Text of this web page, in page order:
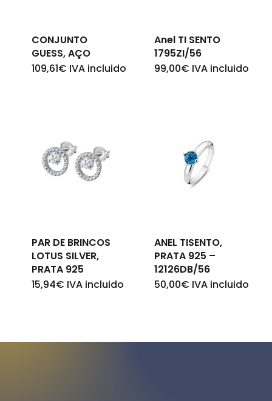
CONJUNTO
GUESS, AÇO
109,61€ IVA incluido
Anel TI SENTO
1795ZI/56
99,00€ IVA incluido
PAR DE BRINCOS
LOTUS SILVER,
PRATA 925
15,94€ IVA incluido
ANEL TISENTO,
PRATA 925 –
12126DB/56
50,00€ IVA incluido